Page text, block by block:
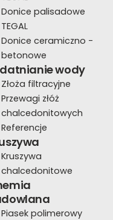
Donice palisadowe
TEGAL
Donice ceramiczno -
betonowe
wody
Złoża filtracyjne
Przewagi złóż
chalcedonitowych
Referencje
Kruszywa
chalcedonitowe
Piasek polimerowy